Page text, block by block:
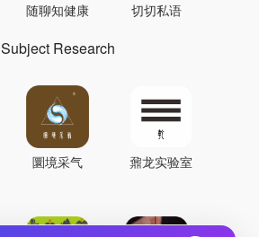
随聊知健康 切切私语
Subject Research
圜境采气 鼐龙实验室